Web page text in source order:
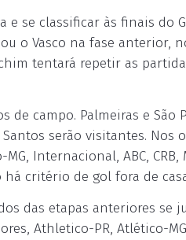
e se classificar às finais do
o Vasco na fase anterior,
tentará repetir as
de campo. Palmeiras e São
serão visitantes. Nos
Internacional, ABC,
há critério de gol fora de
das etapas anteriores se
Athletico-PR, Atlético-